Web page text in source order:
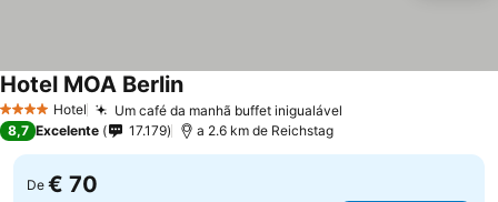
4 EstrelasHotel Um café da manhã buffet inigualável
Hotel MOA Berlin
8,7 Excelente 17.179 a 2.6 km de Reichstag
De € 70